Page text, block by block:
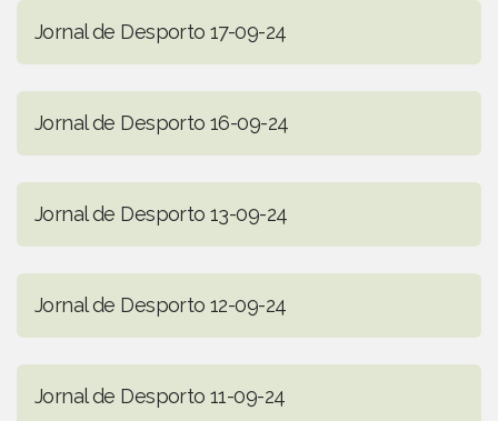
Jornal de Desporto 17-09-24
Jornal de Desporto 16-09-24
Jornal de Desporto 13-09-24
Jornal de Desporto 12-09-24
Jornal de Desporto 11-09-24